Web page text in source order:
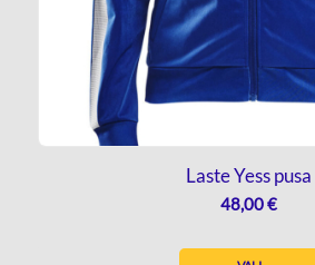
Laste Yess pusa
48,00€